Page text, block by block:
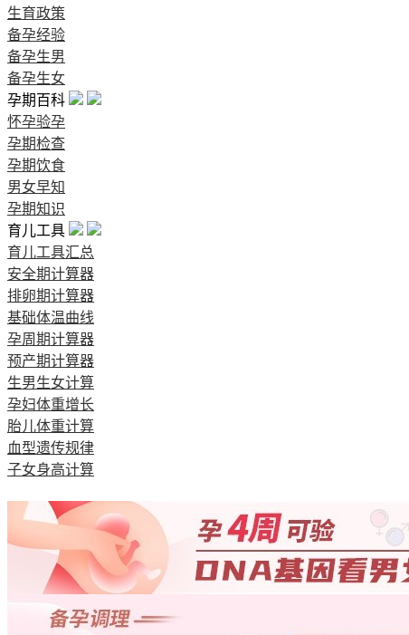
生育政策
备孕经验
备孕生男
备孕生女
孕期百科
怀孕验孕
孕期检查
孕期饮食
男女早知
孕期知识
育儿工具
育儿工具汇总
安全期计算器
排卵期计算器
基础体温曲线
孕周期计算器
预产期计算器
生男生女计算
孕妇体重增长
胎儿体重计算
血型遗传规律
子女身高计算